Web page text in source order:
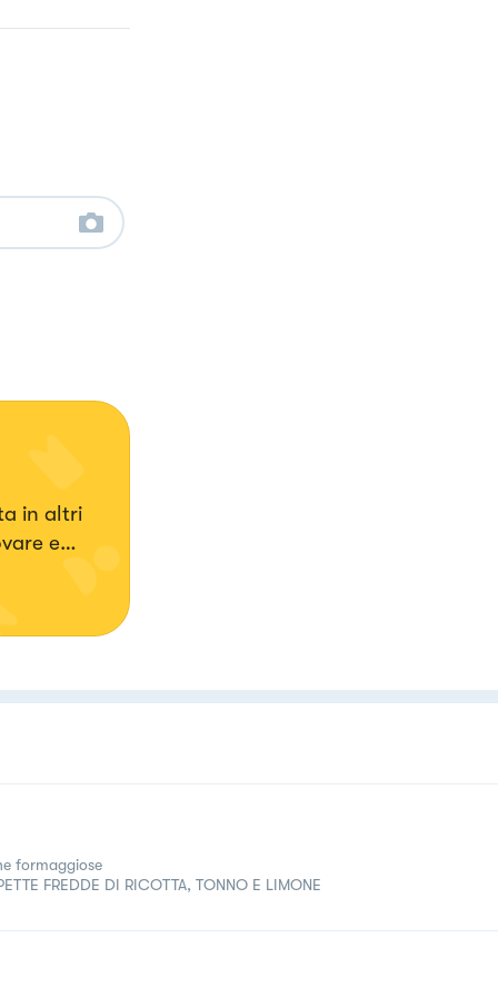
in altri
e
formaggiose
FREDDE DI RICOTTA, TONNO E LIMONE